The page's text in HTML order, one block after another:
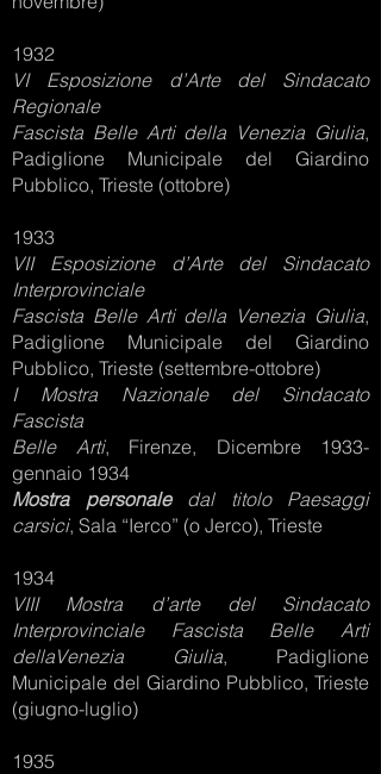
1932
VI Esposizione d’Arte del Sindacato
Regionale
Fascista Belle Arti della Venezia Giulia,
Padiglione Municipale del Giardino
Pubblico, Trieste (ottobre)
1933
VII Esposizione d’Arte del Sindacato
Interprovinciale
Fascista Belle Arti della Venezia Giulia,
Padiglione Municipale del Giardino
Pubblico, Trieste (settembre-ottobre)
I Mostra Nazionale del Sindacato
Fascista
Belle Arti, Firenze, Dicembre 1933-
gennaio 1934
Mostra personaledal titolo Paesaggi
carsici, Sala “Ierco” (o Jerco), Trieste
1934
VIII Mostra d’arte del Sindacato
Interprovinciale Fascista Belle Arti
dellaVenezia Giulia, Padiglione
Municipale del Giardino Pubblico, Trieste
(giugno-luglio)
1935